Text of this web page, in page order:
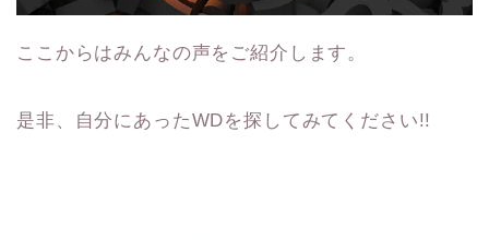
ここからはみんなの声をご紹介します。
是非、自分にあったWDを探してみてください!!